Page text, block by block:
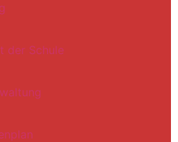
der Schule